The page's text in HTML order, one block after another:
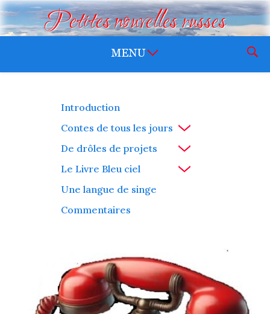
Petites nouvelles russes
Introduction
Contes de tous les jours
De drôles de projets
Le Livre Bleu ciel
Une langue de singe
Commentaires